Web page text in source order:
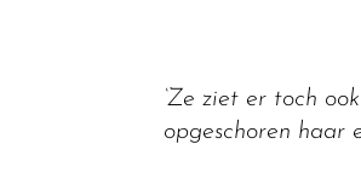
‘Ze ziet er toch
opgeschoren haar